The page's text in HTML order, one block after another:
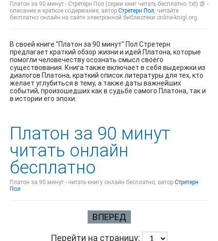
Платон за 90 минут - Стретерн Пол (серии книг читать бесплатно .txt) 📗 -
описание и краткое содержание, автор Стретерн Пол, читайте
бесплатно онлайн на сайте электронной библиотеки online-knigi.org
В своей книге "Платон за 90 минут" Пол Стретерн
предлагает краткий обзор жизни и идей Платона, которые
помогли человечеству осознать смысл своего
существования. Книга также включает в себя выдержки из
диалогов Платона, краткий список литературы для тех, кто
желает углубиться в тему, а также даты важнейших
событий, произошедших как в судьбе самого Платона, так и
в истории его эпохи.
Платон за 90 минут
читать онлайн
бесплатно
Платон за 90 минут - читать книгу онлайн бесплатно, автор Стретерн
Пол
ВПЕРЕД
Перейти на страницу: